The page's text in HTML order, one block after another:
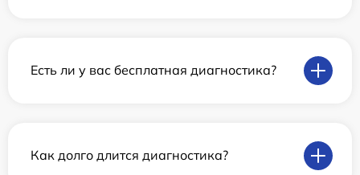
Есть ли у вас бесплатная диагностика?
Как долго длится диагностика?